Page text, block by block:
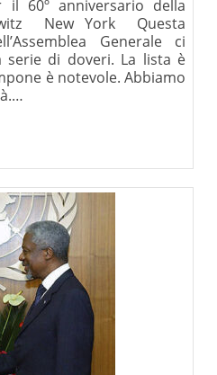
il 60º anniversario della
New York Questa
Generale ci
di doveri. La lista è
è notevole. Abbiamo